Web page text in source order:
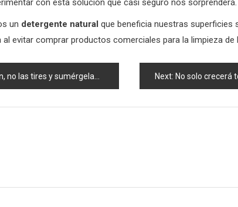
con esta solución que casi seguro nos sorprenderá.
un detergente natural que beneficia nuestras superficies
evitar comprar productos comerciales para la limpieza de
y sumérgelas en aceite: valen oro Next: No solo crecerá todo tu